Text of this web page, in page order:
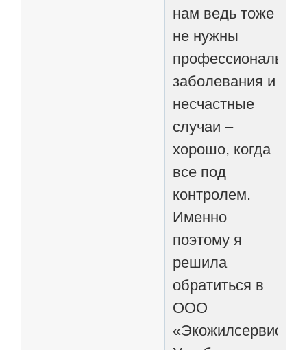
нам ведь тоже
не нужны
заболевания и
несчастные
случаи –
хорошо, когда
все под
контролем.
Именно
поэтому я
решила
обратиться в
ООО
«Экожилсервис».